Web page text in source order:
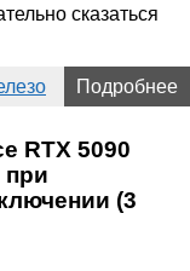
сказаться
Подробнее
RTX 5090
при
(3